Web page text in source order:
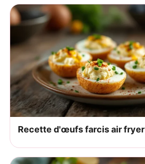
Recette d'œufs farcis air fryer